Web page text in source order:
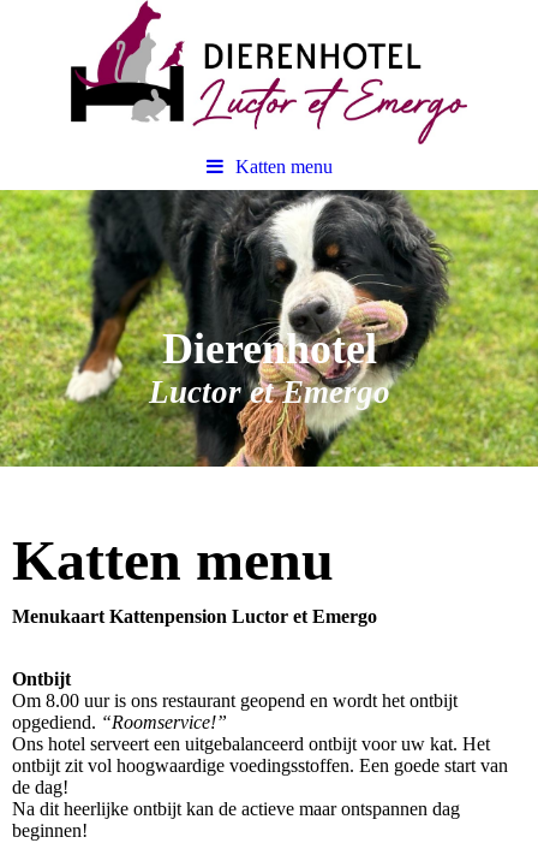
Katten menu
Dierenhotel
Luctor et Emergo
Katten menu
Menukaart Kattenpension Luctor et Emergo
Ontbijt
Om 8.00 uur is ons restaurant geopend en wordt het ontbijt
opgediend. “Roomservice!”
Ons hotel serveert een uitgebalanceerd ontbijt voor uw kat. Het
ontbijt zit vol hoogwaardige voedingsstoffen. Een goede start van
de dag!
Na dit heerlijke ontbijt kan de actieve maar ontspannen dag
beginnen!